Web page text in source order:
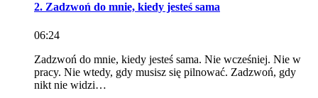
2. Zadzwoń do mnie, kiedy jesteś sama
06:24
Zadzwoń do mnie, kiedy jesteś sama. Nie wcześniej. Nie w
pracy. Nie wtedy, gdy musisz się pilnować. Zadzwoń, gdy
nikt nie widzi…